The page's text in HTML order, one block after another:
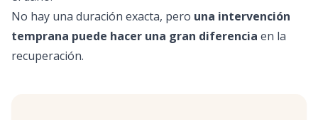
No hay una duración exacta, pero una intervención
temprana puede hacer una gran diferencia en la
recuperación.